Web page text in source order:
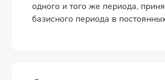
одного и того же периода,
базисного периода в